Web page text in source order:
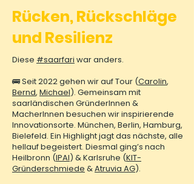
Rücken, Rückschläge
und Resilienz
Diese #saarfari war anders.
🚌 Seit 2022 gehen wir auf Tour (Carolin,
Bernd, Michael). Gemeinsam mit
saarländischen GründerInnen &
MacherInnen besuchen wir inspirierende
Innovationsorte. München, Berlin, Hamburg,
Bielefeld. Ein Highlight jagt das nächste, alle
hellauf begeistert. Diesmal ging’s nach
Heilbronn (IPAI) & Karlsruhe (KIT-
Gründerschmiede &Atruvia AG).